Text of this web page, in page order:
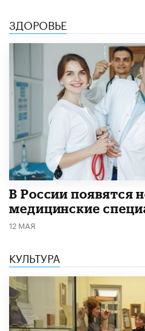
ЗДОРОВЬЕ
В России появятся
медицинские
12 МАЯ
КУЛЬТУРА